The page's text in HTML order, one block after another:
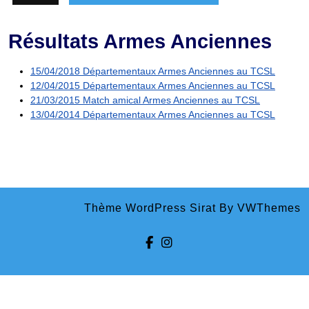
Résultats Armes Anciennes
15/04/2018 Départementaux Armes Anciennes au TCSL
12/04/2015 Départementaux Armes Anciennes au TCSL
21/03/2015 Match amical Armes Anciennes au TCSL
13/04/2014 Départementaux Armes Anciennes au TCSL
Thème WordPress Sirat By VWThemes
Facebook
Instagram